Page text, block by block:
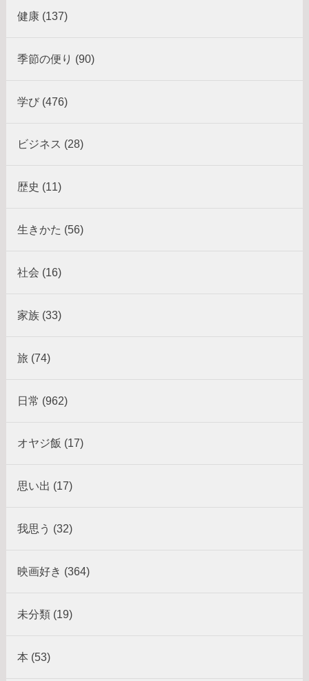
健康 (137)
季節の便り (90)
学び (476)
ビジネス (28)
歴史 (11)
生きかた (56)
社会 (16)
家族 (33)
旅 (74)
日常 (962)
オヤジ飯 (17)
思い出 (17)
我思う (32)
映画好き (364)
未分類 (19)
本 (53)